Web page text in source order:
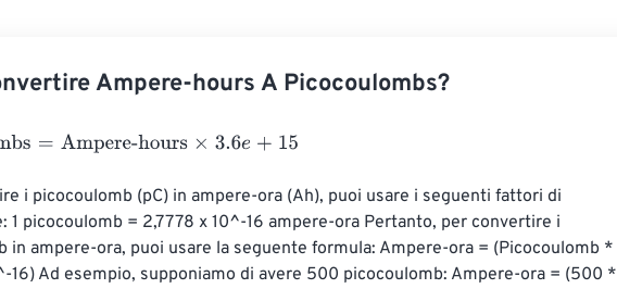
Ampere-hours A Picocoulombs?
=Ampere-hours×3.6e +15
i picocoulomb (pC) in ampere-ora (Ah), puoi usare i seguenti fattori di
1 picocoulomb = 2,7778 x 10^-16 ampere-ora Pertanto, per convertire i
in ampere-ora, puoi usare la seguente formula: Ampere-ora = (Picocoulomb *
16) Ad esempio, supponiamo di avere 500 picocoulomb: Ampere-ora = (500 *